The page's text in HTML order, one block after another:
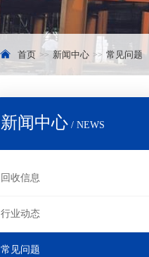
首页 新闻中心 常见问题
新闻中心 / NEWS
回收信息
行业动态
常见问题